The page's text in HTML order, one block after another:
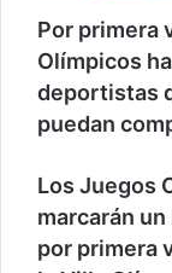
Por primera
Olímpicos
deportistas
puedan
Los Juegos
marcarán
por primera